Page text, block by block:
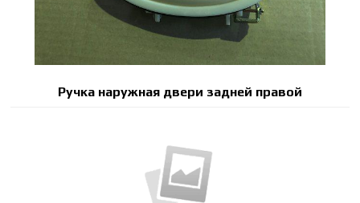
Ручка наружная двери задней правой